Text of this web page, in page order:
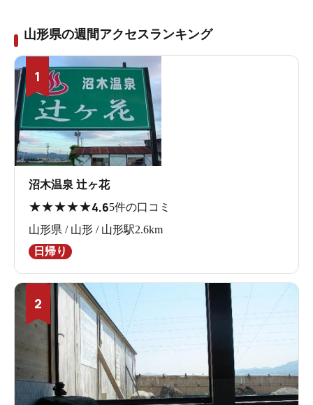
山形県の週間アクセスランキング
1
沼木温泉 辻ヶ花
★★★★★4.65件の口コミ
山形県 / 山形 / 山形駅2.6km
日帰り
2